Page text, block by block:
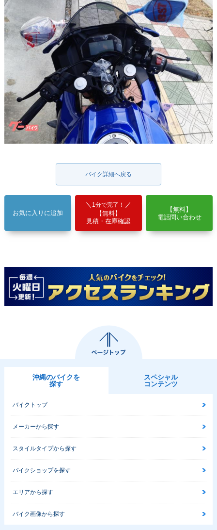
バイク詳細へ戻る
お気に入りに追加
1分で完了！
【無料】
見積・在庫確認
【無料】
電話問い合わせ
沖縄のバイクを
探す
スペシャル
コンテンツ
バイクトップ
メーカーから探す
スタイルタイプから探す
バイクショップを探す
エリアから探す
バイク画像から探す